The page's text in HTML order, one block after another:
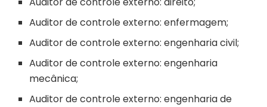
Auditor de controle externo: enfermagem;
Auditor de controle externo: engenharia civil;
Auditor de controle externo: engenharia
mecânica;
Auditor de controle externo: engenharia de